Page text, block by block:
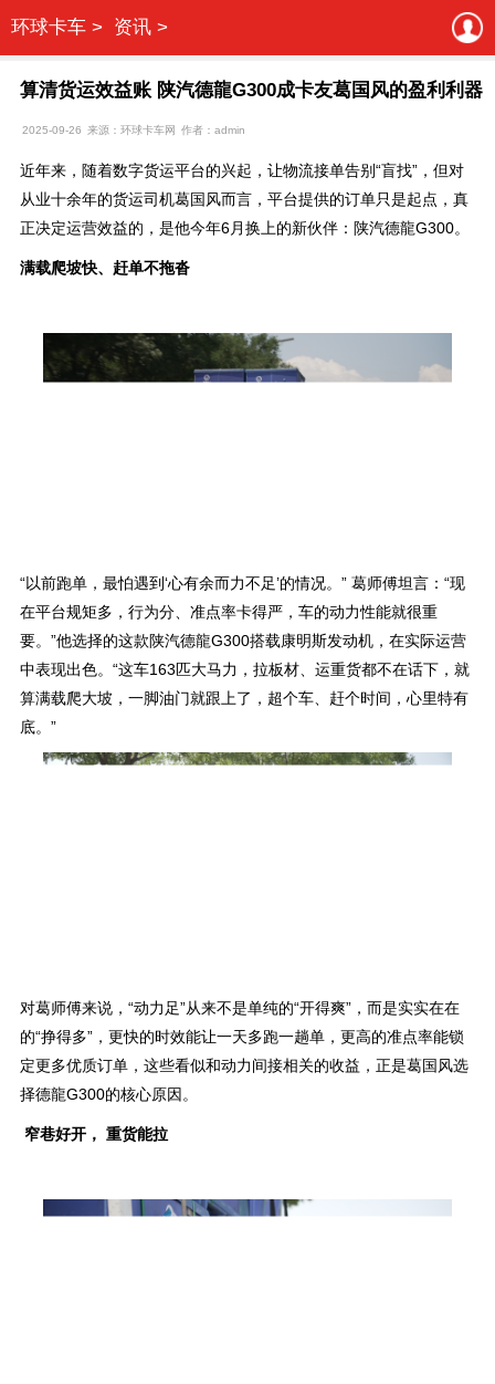
环球卡车 > 资讯 >
算清货运效益账 陕汽德龍G300成卡友葛国风的盈利利器
2025-09-26 来源：环球卡车网 作者：admin
近年来，随着数字货运平台的兴起，让物流接单告别“盲找”，但对
从业十余年的货运司机葛国风而言，平台提供的订单只是起点，真
正决定运营效益的，是他今年6月换上的新伙伴：陕汽德龍G300。
满载爬坡快、赶单不拖沓
“以前跑单，最怕遇到‘心有余而力不足’的情况。” 葛师傅坦言：“现
在平台规矩多，行为分、准点率卡得严，车的动力性能就很重
要。”他选择的这款陕汽德龍G300搭载康明斯发动机，在实际运营
中表现出色。“这车163匹大马力，拉板材、运重货都不在话下，就
算满载爬大坡，一脚油门就跟上了，超个车、赶个时间，心里特有
底。”
对葛师傅来说，“动力足”从来不是单纯的“开得爽”，而是实实在在
的“挣得多”，更快的时效能让一天多跑一趟单，更高的准点率能锁
定更多优质订单，这些看似和动力间接相关的收益，正是葛国风选
择德龍G300的核心原因。
窄巷好开， 重货能拉